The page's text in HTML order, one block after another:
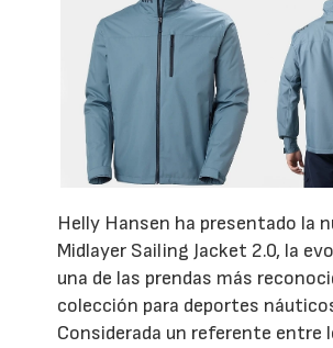
Helly Hansen ha presentado la
Midlayer Sailing Jacket 2.0, la
una de las prendas más
colección para deportes
Considerada un referente entre